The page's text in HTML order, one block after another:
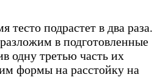
тесто подрастет в два раза.
в подготовленные
одну третью часть их
формы на расстойку на